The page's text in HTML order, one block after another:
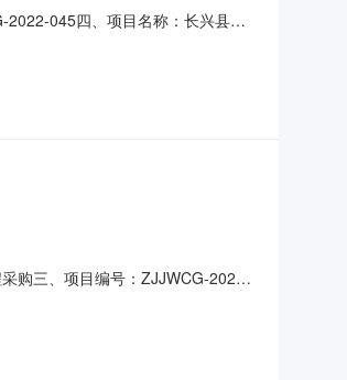
045四、项目名称：长兴县教
六、合同主要信息服
购三、项目编号：ZJJWCG-2022-
六、合同主要信